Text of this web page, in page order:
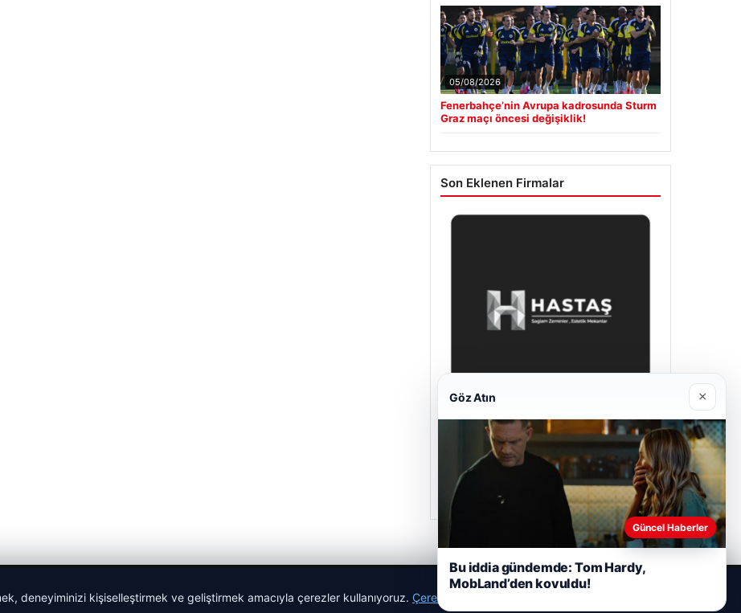
05/08/2026
Fenerbahçe’nin Avrupa kadrosunda Sturm
Graz maçı öncesi değişiklik!
Son Eklenen Firmalar
Hastaş Beton
26/05/2026
deneyiminizi kişiselleştirmek ve geliştirmek amacıyla çerezler kullanıyoruz. Çerez Politikamız
Göz Atın ×
Güncel Haberler
Bu iddia gündemde: Tom Hardy,
MobLand’den kovuldu!